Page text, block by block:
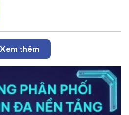
Xem thêm